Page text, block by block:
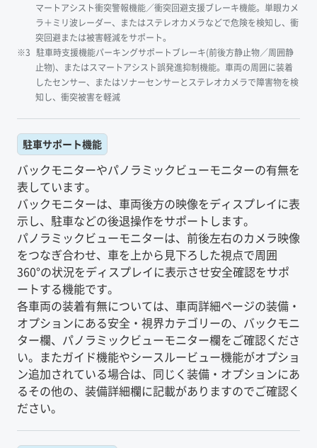
マートアシスト衝突警報機能／衝突回避支援ブレーキ機能。単眼カメ
ラ＋ミリ波レーダー、またはステレオカメラなどで危険を検知し、衝
突回避または被害軽減をサポート。
駐車時支援機能パーキングサポートブレーキ(前後方静止物／周囲静
止物)、またはスマートアシスト誤発進抑制機能。車両の周囲に装着
したセンサー、またはソナーセンサーとステレオカメラで障害物を検
知し、衝突被害を軽減
駐車サポート機能
バックモニターやパノラミックビューモニターの有無を
表しています。
バックモニターは、車両後方の映像をディスプレイに表
示し、駐車などの後退操作をサポートします。
パノラミックビューモニターは、前後左右のカメラ映像
をつなぎ合わせ、車を上から見下ろした視点で周囲
360°の状況をディスプレイに表示させ安全確認をサポ
ートする機能です。
各車両の装着有無については、車両詳細ページの装備・
オプションにある安全・視界カテゴリーの、バックモニ
ター欄、パノラミックビューモニター欄をご確認くださ
い。またガイド機能やシースルービュー機能がオプショ
ン追加されている場合は、同じく装備・オプションにあ
るその他の、装備詳細欄に記載がありますのでご確認く
ださい。